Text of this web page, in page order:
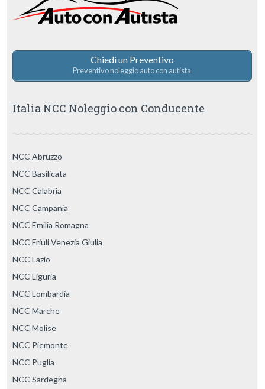
Outlet Noventa di Piave,Porto,Porto Venezia,
Stazione,Stazione Venezia Mestre,Stazione Venezia Santa Lucia
Chiedi un Preventivo
Preventivo noleggio auto con autista
Italia NCC Noleggio con Conducente
NCC Abruzzo
NCC Basilicata
NCC Calabria
NCC Campania
NCC Emilia Romagna
NCC Friuli Venezia Giulia
NCC Lazio
NCC Liguria
NCC Lombardia
NCC Marche
NCC Molise
NCC Piemonte
NCC Puglia
NCC Sardegna